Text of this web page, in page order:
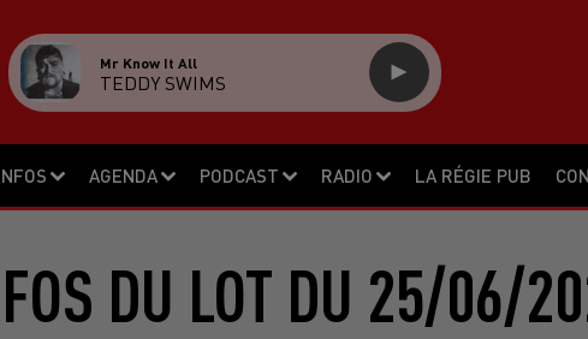
AGENDA PODCAST RADIO LA RÉGIE PUB
Mr Know It All
TEDDY SWIMS
DU LOT DU 25/06/